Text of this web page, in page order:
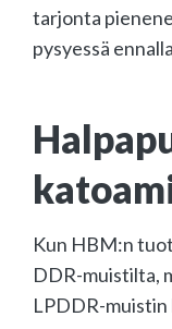
tarjonta
pysyessä
Kun HBM:n
DDR-muistilta,
LPDDR-muistin